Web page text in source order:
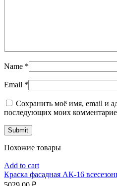
Name *
Email *
Сохранить моё имя, email и
последующих моих
Похожие товары
Add to cart
Краска фасадная АК-16